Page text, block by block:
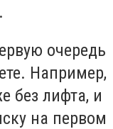
очередь
Например,
без лифта, и
на первом